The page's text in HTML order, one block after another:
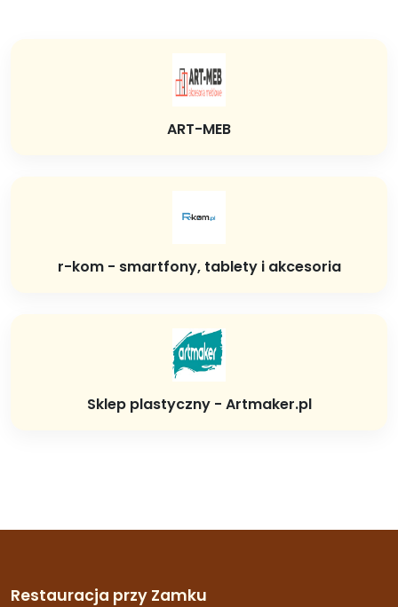
ART-MEB
r-kom - smartfony, tablety i akcesoria
Sklep plastyczny - Artmaker.pl
Restauracja przy Zamku